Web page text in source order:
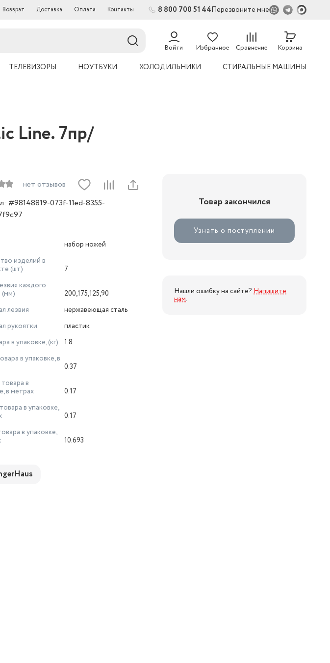
Возврат Доставка Оплата Контакты 8 800 700 51 44Перезвоните мне
Войти Избранное Сравнение Корзина
ТЕЛЕВИЗОРЫ НОУТБУКИ ХОЛОДИЛЬНИКИ СТИРАЛЬНЫЕ МАШИНЫ
Line. 7пр/
нет отзывов
#98148819-073f-11ed-8355-
набор ножей
изделий в
(шт)
7
каждого
(мм)
200,175,125,90
лезвия
нержавеющая сталь
рукоятки
пластик
в упаковке, (кг)
1.8
в упаковке, в
0.37
в
в метрах
0.17
в упаковке,
0.17
в упаковке,
10.693
Товар закончился
Узнать о поступлении
Нашли ошибку на сайте? Напишите
нам.